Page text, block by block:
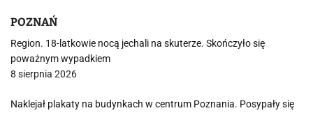
POZNAŃ
Region. 18-latkowie nocą jechali na skuterze. Skończyło się
poważnym wypadkiem
8 sierpnia 2026
Naklejał plakaty na budynkach w centrum Poznania. Posypały się